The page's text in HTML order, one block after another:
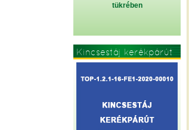
tükrében
Kincsestáj kerékpárút